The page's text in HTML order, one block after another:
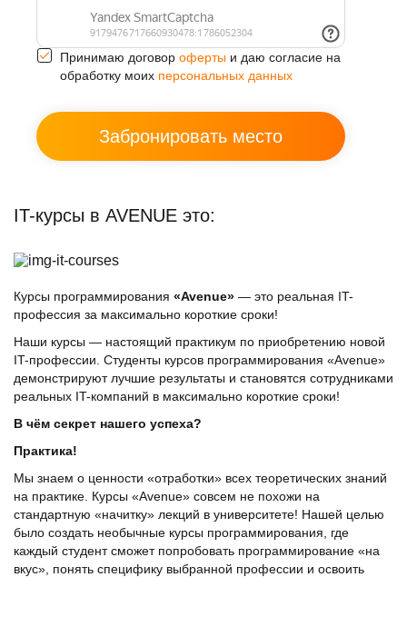
Принимаю договор оферты и даю согласие на
обработку моих персональных данных
IT-курсы в AVENUE это:
Курсы программирования «Avenue»‎ — это реальная IT-
профессия за максимально короткие сроки!
Наши курсы — настоящий практикум по приобретению новой
IT-профессии. Студенты курсов программирования «Avenue»‎
демонстрируют лучшие результаты и становятся сотрудниками
реальных IT-компаний в максимально короткие сроки!
В чём секрет нашего успеха?
Практика!
Мы знаем о ценности «отработки» всех теоретических знаний
на практике. Курсы «Avenue»‎ совсем не похожи на
стандартную «начитку» лекций в университете! Нашей целью
было создать необычные курсы программирования, где
каждый студент сможет попробовать программирование «на
вкус», понять специфику выбранной профессии и освоить